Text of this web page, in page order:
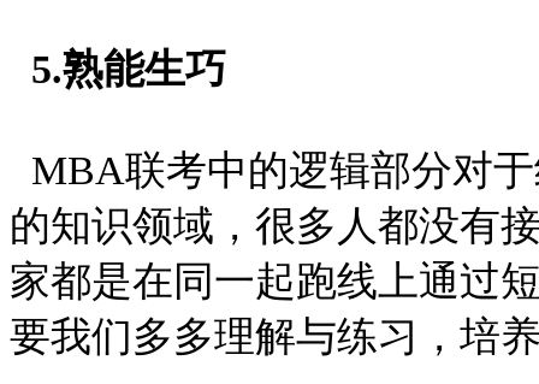
5.熟能生巧
MBA联考中的逻辑部分对
的知识领域，很多人都没有
家都是在同一起跑线上通过
要我们多多理解与练习，培